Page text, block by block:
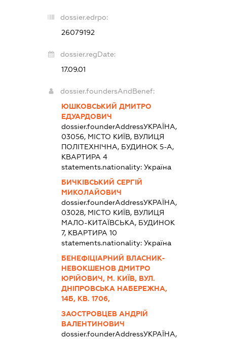
dossier.edrpo:
26079192
dossier.regDate:
17.09.01
dossier.foundersAndBenef:
ЮШКОВСЬКИЙ ДМИТРО
ЕДУАРДОВИЧ
dossier.founderAddressУКРАЇНА,
03056, МІСТО КИЇВ, ВУЛИЦЯ
ПОЛІТЕХНІЧНА, БУДИНОК 5-А,
КВАРТИРА 4
statements.nationality: Україна
БИЧКІВСЬКИЙ СЕРГІЙ
МИКОЛАЙОВИЧ
dossier.founderAddressУКРАЇНА,
03028, МІСТО КИЇВ, ВУЛИЦЯ
МАЛО-КИТАЇВСЬКА, БУДИНОК
7, КВАРТИРА 10
statements.nationality: Україна
БЕНЕФІЦІАРНИЙ ВЛАСНИК-
НЕВОКШЕНОВ ДМИТРО
ЮРІЙОВИЧ, М. КИЇВ, ВУЛ.
ДНІПРОВСЬКА НАБЕРЕЖНА,
14Б, КВ. 1706,
ЗАОСТРОВЦЕВ АНДРІЙ
ВАЛЕНТИНОВИЧ
dossier.founderAddressУКРАЇНА,